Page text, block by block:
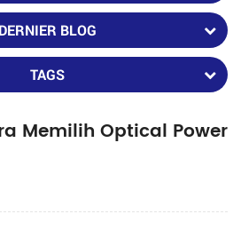
DERNIER BLOG
TAGS
Memilih Optical Power